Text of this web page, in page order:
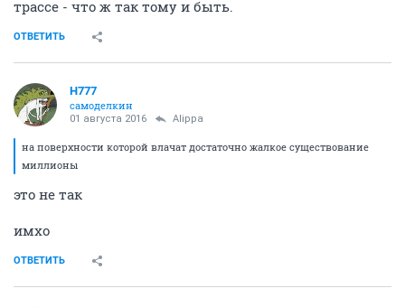
трассе - что ж так тому и быть.
ОТВЕТИТЬ
H777
самоделкин
01 августа 2016 Alippa
на поверхности которой влачат достаточно жалкое существование
миллионы
это не так
имхо
ОТВЕТИТЬ